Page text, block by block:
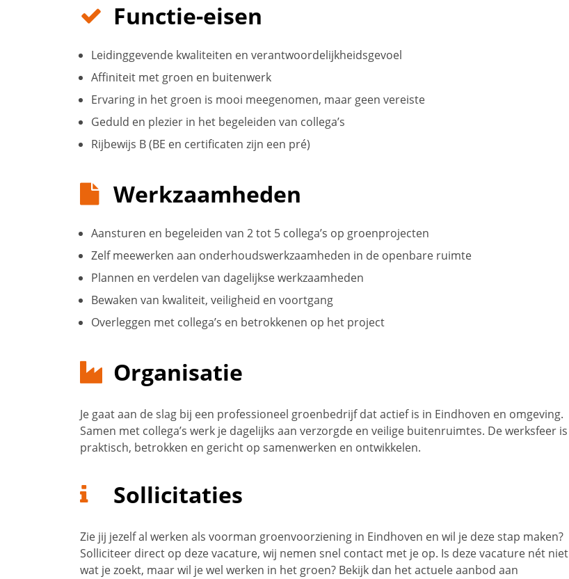
Functie-eisen
Leidinggevende kwaliteiten en verantwoordelijkheidsgevoel
Affiniteit met groen en buitenwerk
Ervaring in het groen is mooi meegenomen, maar geen vereiste
Geduld en plezier in het begeleiden van collega’s
Rijbewijs B (BE en certificaten zijn een pré)
Werkzaamheden
Aansturen en begeleiden van 2 tot 5 collega’s op groenprojecten
Zelf meewerken aan onderhoudswerkzaamheden in de openbare ruimte
Plannen en verdelen van dagelijkse werkzaamheden
Bewaken van kwaliteit, veiligheid en voortgang
Overleggen met collega’s en betrokkenen op het project
Organisatie
Je gaat aan de slag bij een professioneel groenbedrijf dat actief is in Eindhoven en omgeving.
Samen met collega’s werk je dagelijks aan verzorgde en veilige buitenruimtes. De werksfeer is
praktisch, betrokken en gericht op samenwerken en ontwikkelen.
Sollicitaties
Zie jij jezelf al werken als voorman groenvoorziening in Eindhoven en wil je deze stap maken?
Solliciteer direct op deze vacature, wij nemen snel contact met je op. Is deze vacature nét niet
wat je zoekt, maar wil je wel werken in het groen? Bekijk dan het actuele aanbod aan